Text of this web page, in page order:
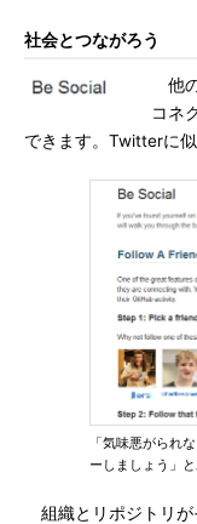
社会とつながろう
他
コネ
できます。Twitterに似
「気味悪がられ
ーしましょう」
組織とリポジトリが